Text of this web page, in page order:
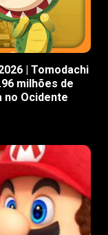
| Tomodachi
milhões de
no Ocidente